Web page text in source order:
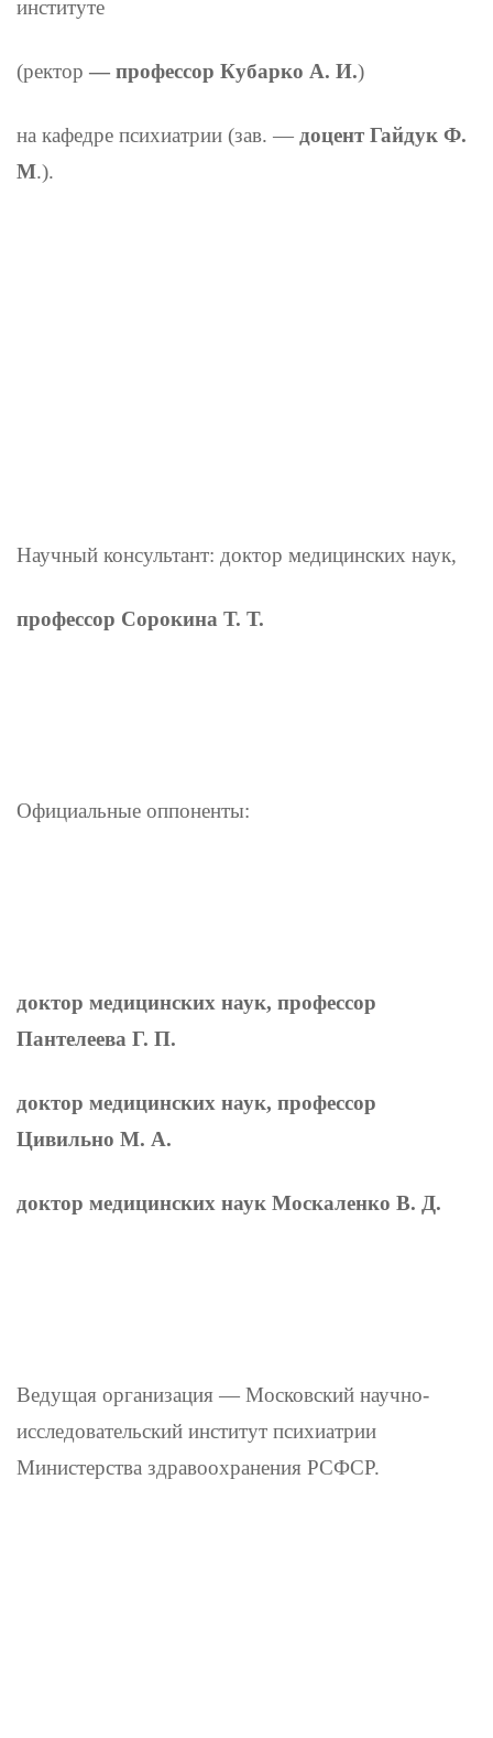
институте
(ректор — профессор Кубарко А. И.)
на кафедре психиатрии (зав. — доцент Гайдук Ф.
М.).
Научный консультант: доктор медицинских наук,
профессор Сорокина Т. Т.
Официальные оппоненты:
доктор медицинских наук, профессор
Пантелеева Г. П.
доктор медицинских наук, профессор
Цивильно М. А.
доктор медицинских наук Москаленко В. Д.
Ведущая организация — Московский научно-
исследова­тельский институт психиатрии
Министерства здравоохранения РСФСР.